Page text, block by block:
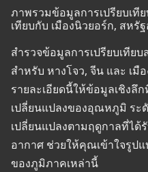
ภาพรวมข้อมูลการเปรียบเที
เทียบกับ เมืองนิวยอร์ก, สหรั
สำรวจข้อมูลการเปรียบเที
สำหรับ หางโจว, จีน และ เมื
รายละเอียดนี้ให้ข้อมูลเชิงลึ
เปลี่ยนแปลงของอุณหภูมิ ร
เปลี่ยนแปลงตามฤดูกาลที่ได้
อากาศ ช่วยให้คุณเข้าใจรูป
ของภูมิภาคเหล่านี้